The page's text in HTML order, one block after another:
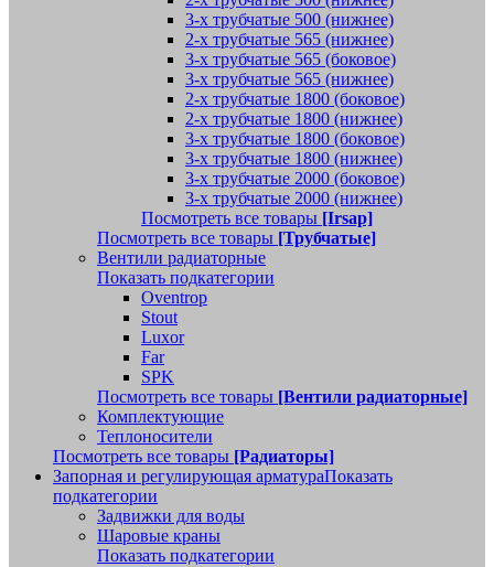
3-х трубчатые 500 (нижнее)
2-х трубчатые 565 (нижнее)
3-х трубчатые 565 (боковое)
3-х трубчатые 565 (нижнее)
2-х трубчатые 1800 (боковое)
2-х трубчатые 1800 (нижнее)
3-х трубчатые 1800 (боковое)
3-х трубчатые 1800 (нижнее)
3-х трубчатые 2000 (боковое)
3-х трубчатые 2000 (нижнее)
Посмотреть все товары [Irsap]
Посмотреть все товары [Трубчатые]
Вентили радиаторные
Показать подкатегории
Oventrop
Stout
Luxor
Far
SPK
Посмотреть все товары [Вентили радиаторные]
Комплектующие
Теплоносители
Посмотреть все товары [Радиаторы]
Запорная и регулирующая арматураПоказать
подкатегории
Задвижки для воды
Шаровые краны
Показать подкатегории